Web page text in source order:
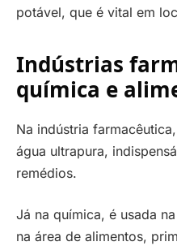
potável, que é vital em
Indústrias
química e
Na indústria
água ultrapura,
remédios.
Já na química, é usada
na área de alimentos,